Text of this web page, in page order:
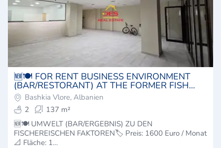
🆕🍽 FOR RENT BUSINESS ENVIRONMENT
(BAR/RESTORANT) AT THE FORMER FISH
FACTORY, VLORA
Bashkia Vlore, Albanien
2
137 m²
🆕🍽 UMWELT (BAR/ERGEBNIS) ZU DEN
FISCHEREISCHEN FAKTOREN🏷 Preis: 1600 Euro / Monat
📐 Fläche: 1…